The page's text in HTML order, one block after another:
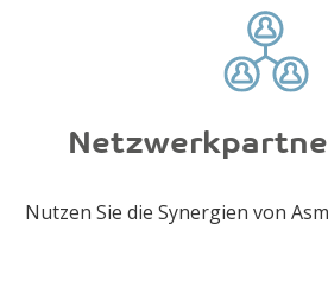
Nutzen Sie die Synergien von